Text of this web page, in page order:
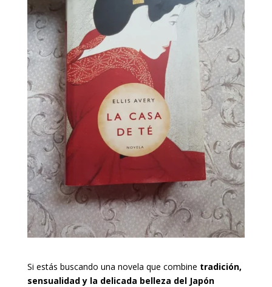
Si estás buscando una novela que combine tradición,
sensualidad y la delicada belleza del Japón